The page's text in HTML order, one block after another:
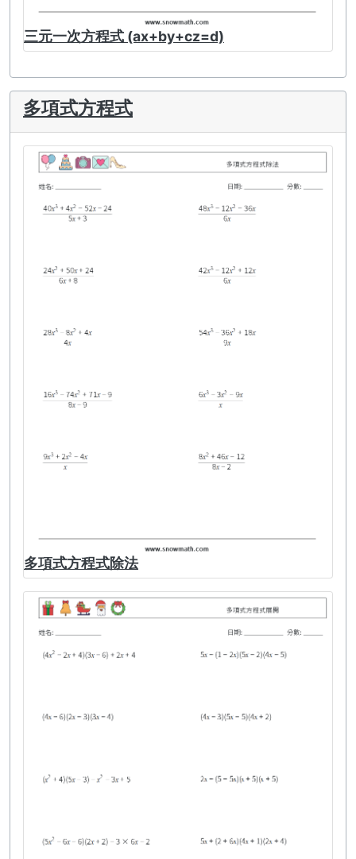
三元一次方程式 (ax+by+cz=d)
多項式方程式
多項式方程式除法